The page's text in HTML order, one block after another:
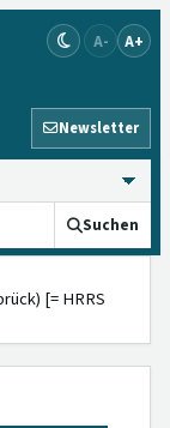
A- A+
Newsletter
Suchen
[= HRRS